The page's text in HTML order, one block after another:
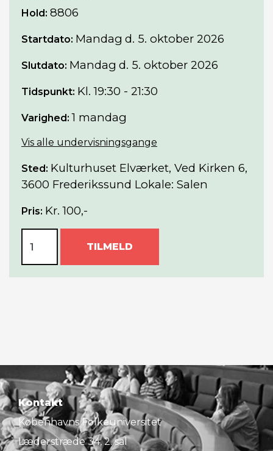
Hold: 8806
Startdato: Mandag d. 5. oktober 2026
Slutdato: Mandag d. 5. oktober 2026
Tidspunkt: Kl. 19:30 - 21:30
Varighed: 1 mandag
Vis alle undervisningsgange
Sted: Kulturhuset Elværket, Ved Kirken 6,
3600 Frederikssund Lokale: Salen
Pris: Kr. 100,-
TILMELD
Kontakt
Københavns Folkeuniversitet
Læderstræde 34, 2. sal